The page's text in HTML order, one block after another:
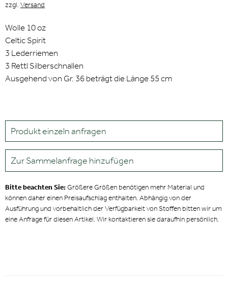
zzgl. Versand
Wolle 10 oz
Celtic Spirit
3 Lederriemen
3 Rettl Silberschnallen
Ausgehend von Gr. 36 beträgt die Länge 55 cm
Produkt einzeln anfragen
Zur Sammelanfrage hinzufügen
Bitte beachten Sie:Größere Größen benötigen mehr Material und
können daher einen Preisaufschlag enthalten. Abhängig von der
Ausführung und vorbehaltlich der Verfügbarkeit von Stoffen bitten wir um
eine Anfrage für diesen Artikel. Wir kontaktieren sie daraufhin persönlich.